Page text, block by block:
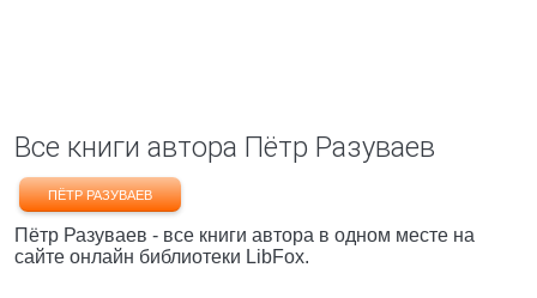
Все книги автора Пётр Разуваев
ПЁТР РАЗУВАЕВ
Пётр Разуваев - все книги автора в одном месте на
сайте онлайн библиотеки LibFox.